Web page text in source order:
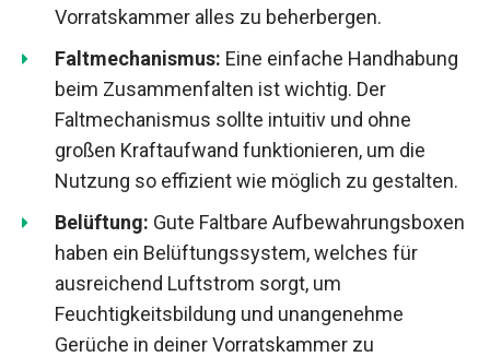
Vorratskammer alles zu beherbergen.
Faltmechanismus: Eine einfache Handhabung
beim Zusammenfalten ist wichtig. Der
Faltmechanismus sollte intuitiv und ohne
großen Kraftaufwand funktionieren, um die
Nutzung so effizient wie möglich zu gestalten.
Belüftung: Gute Faltbare Aufbewahrungsboxen
haben ein Belüftungssystem, welches für
ausreichend Luftstrom sorgt, um
Feuchtigkeitsbildung und unangenehme
Gerüche in deiner Vorratskammer zu